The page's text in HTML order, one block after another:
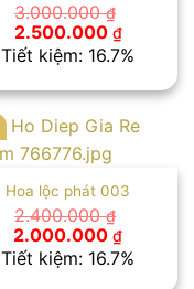
3.000.000₫
Giá
gốc
là:
2.500.000 ₫Giá
hiện
tại
Tiết kiệm: 16.7%
Hoa lộc phát 003
2.400.000₫
Giá
gốc
là:
2.000.000 ₫Giá
hiện
tại
Tiết kiệm: 16.7%